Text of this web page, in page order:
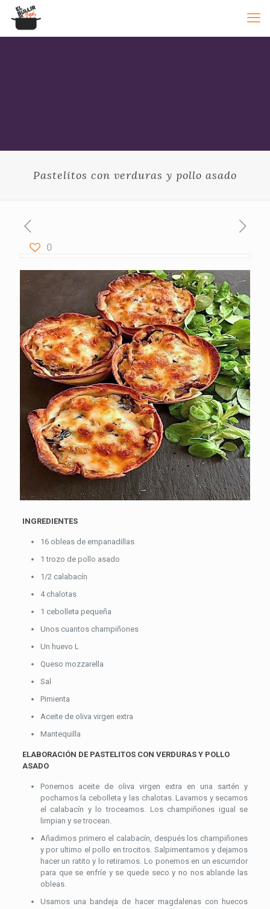
Pastelitos con verduras y pollo asado
0
INGREDIENTES
16 obleas de empanadillas
1 trozo de pollo asado
1/2 calabacín
4 chalotas
1 cebolleta pequeña
Unos cuantos champiñones
Un huevo L
Queso mozzarella
Sal
Pimienta
Aceite de oliva virgen extra
Mantequilla
ELABORACIÓN DE PASTELITOS CON VERDURAS Y POLLO
ASADO
Ponemos aceite de oliva virgen extra en una sartén y
pochamos la cebolleta y las chalotas. Lavamos y secamos
el calabacín y lo troceamos. Los champiñones igual se
limpian y se trocean.
Añadimos primero el calabacín, después los champiñones
y por ultimo el pollo en trocitos. Salpimentamos y dejamos
hacer un ratito y lo retiramos. Lo ponemos en un escurridor
para que se enfríe y se quede seco y no nos ablande las
obleas.
Usamos una bandeja de hacer magdalenas con huecos